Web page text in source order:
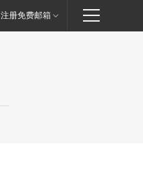
注册免费邮箱